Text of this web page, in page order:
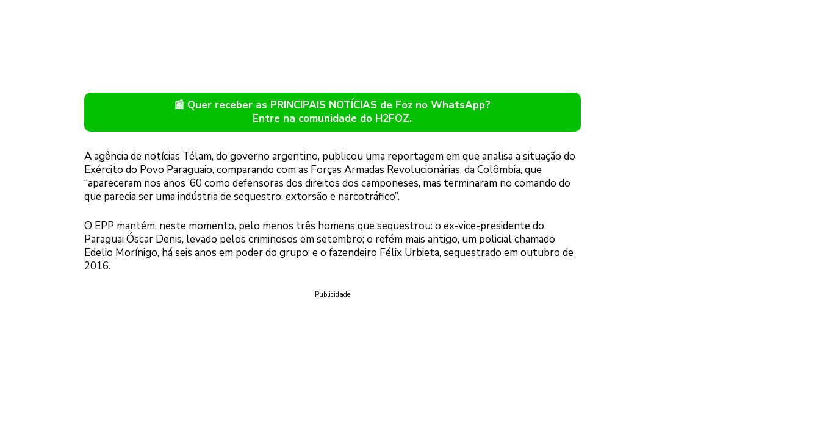
📰 Quer receber as PRINCIPAIS NOTÍCIAS de Foz no WhatsApp?
Entre na comunidade do H2FOZ.
A agência de notícias Télam, do governo argentino, publicou uma reportagem em que analisa a situação do
Exército do Povo Paraguaio, comparando com as Forças Armadas Revolucionárias, da Colômbia, que
“apareceram nos anos ’60 como defensoras dos direitos dos camponeses, mas terminaram no comando do
que parecia ser uma indústria de sequestro, extorsão e narcotráfico”.
O EPP mantém, neste momento, pelo menos três homens que sequestrou: o ex-vice-presidente do
Paraguai Óscar Denis, levado pelos criminosos em setembro; o refém mais antigo, um policial chamado
Edelio Morínigo, há seis anos em poder do grupo; e o fazendeiro Félix Urbieta, sequestrado em outubro de
2016.
Publicidade